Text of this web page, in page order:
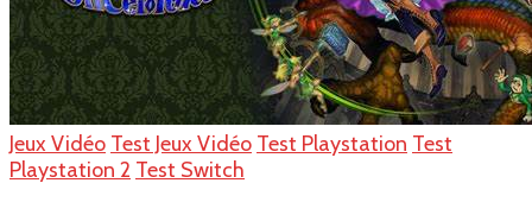
Jeux Vidéo Test Jeux Vidéo Test Playstation Test
Playstation 2 Test Switch